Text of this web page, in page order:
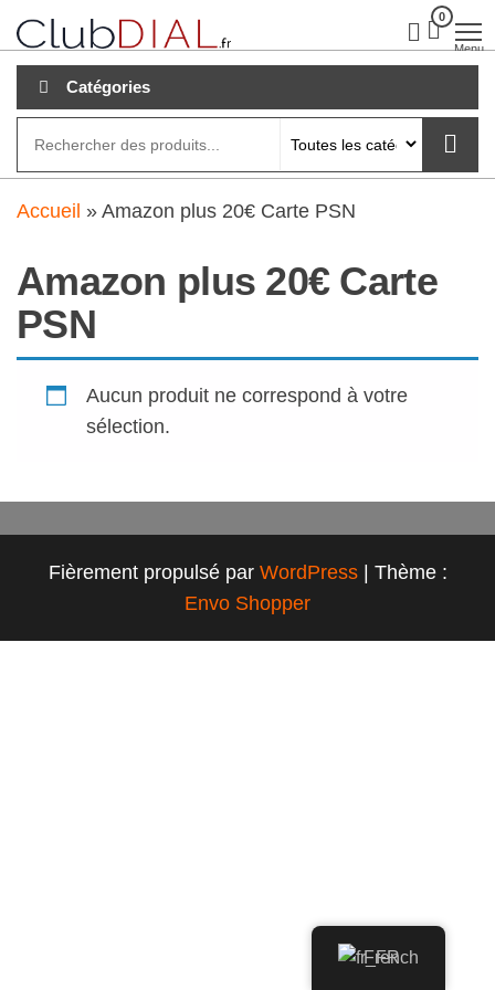
Aller
au
contenu
clubdial.fr
0
Menu
Catégories
Accueil » Amazon plus 20€ Carte PSN
Amazon plus 20€ Carte
PSN
Aucun produit ne correspond à votre
sélection.
Fièrement propulsé par WordPress
Thème :
Envo Shopper
French